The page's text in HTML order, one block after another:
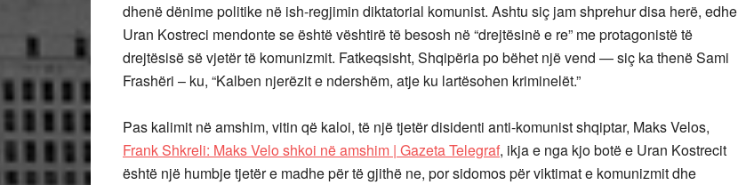
dhenë dënime politike në ish-regjimin diktatorial komunist. Ashtu siç jam shprehur disa herë, edhe
Uran Kostreci mendonte se është vështirë të besosh në “drejtësinë e re” me protagonistë të
drejtësisë së vjetër të komunizmit. Fatkeqsisht, Shqipëria po bëhet një vend — siç ka thenë Sami
Frashëri – ku, “Kalben njerëzit e ndershëm, atje ku lartësohen kriminelët.”
Pas kalimit në amshim, vitin që kaloi, të një tjetër disidenti anti-komunist shqiptar, Maks Velos,
Frank Shkreli: Maks Velo shkoi në amshim | Gazeta Telegraf, ikja e nga kjo botë e Uran Kostrecit
është një humbje tjetër e madhe për të gjithë ne, por sidomos për viktimat e komunizmit dhe